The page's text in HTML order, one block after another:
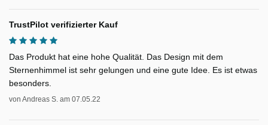
TrustPilot verifizierter Kauf
Das Produkt hat eine hohe Qualität. Das Design mit dem
Sternenhimmel ist sehr gelungen und eine gute Idee. Es ist etwas
besonders.
von Andreas S. am 07.05.22